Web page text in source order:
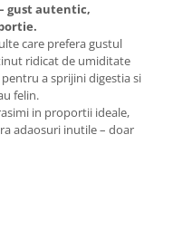
gust autentic,
care prefera gustul
ridicat de umiditate
a sprijini digestia si
felin.
in proportii ideale,
adaosuri inutile – doar